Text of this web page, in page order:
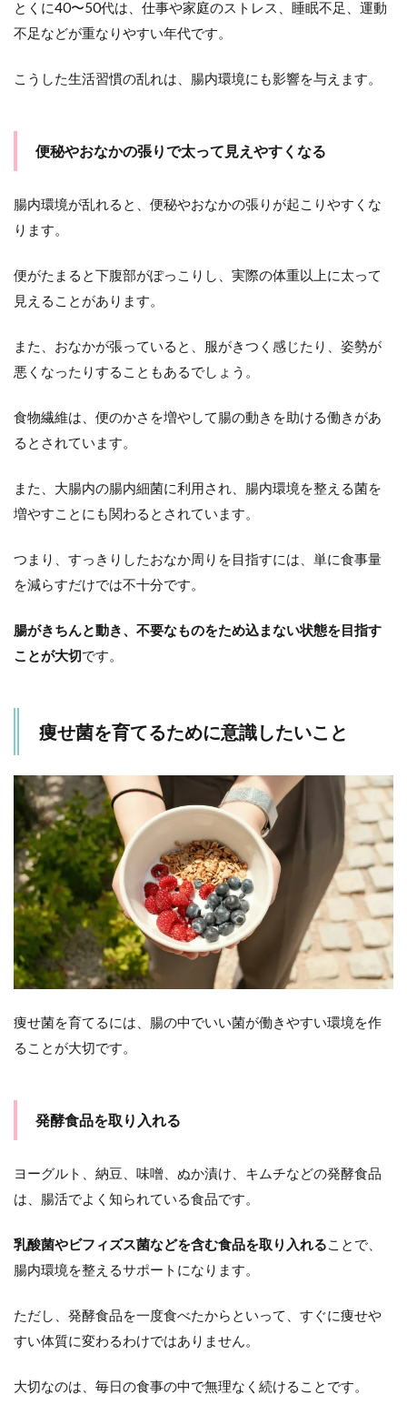
とくに40〜50代は、仕事や家庭のストレス、睡眠不足、運動
不足などが重なりやすい年代です。
こうした生活習慣の乱れは、腸内環境にも影響を与えます。
便秘やおなかの張りで太って見えやすくなる
腸内環境が乱れると、便秘やおなかの張りが起こりやすくな
ります。
便がたまると下腹部がぽっこりし、実際の体重以上に太って
見えることがあります。
また、おなかが張っていると、服がきつく感じたり、姿勢が
悪くなったりすることもあるでしょう。
食物繊維は、便のかさを増やして腸の動きを助ける働きがあ
るとされています。
また、大腸内の腸内細菌に利用され、腸内環境を整える菌を
増やすことにも関わるとされています。
つまり、すっきりしたおなか周りを目指すには、単に食事量
を減らすだけでは不十分です。
腸がきちんと動き、不要なものをため込まない状態を目指す
ことが大切です。
痩せ菌を育てるために意識したいこと
痩せ菌を育てるには、腸の中でいい菌が働きやすい環境を作
ることが大切です。
発酵食品を取り入れる
ヨーグルト、納豆、味噌、ぬか漬け、キムチなどの発酵食品
は、腸活でよく知られている食品です。
乳酸菌やビフィズス菌などを含む食品を取り入れることで、
腸内環境を整えるサポートになります。
ただし、発酵食品を一度食べたからといって、すぐに痩せや
すい体質に変わるわけではありません。
大切なのは、毎日の食事の中で無理なく続けることです。